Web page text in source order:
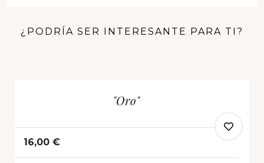
¿PODRÍA SER INTERESANTE PARA TI?
"Oro"
16,00 €